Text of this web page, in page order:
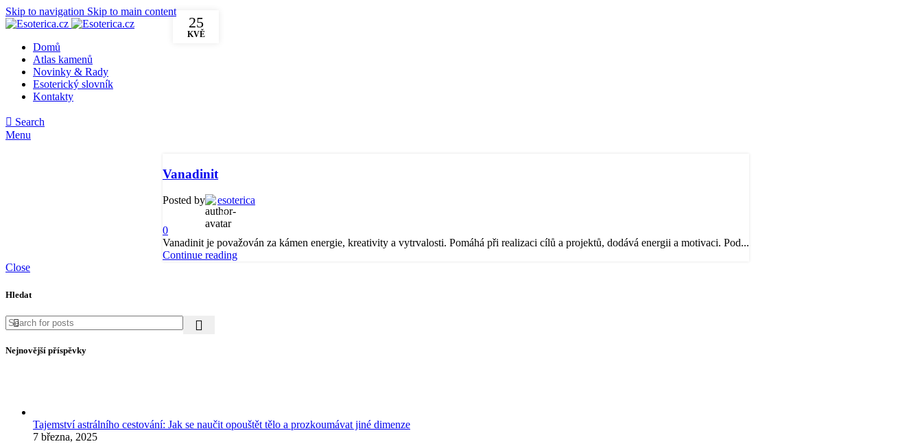
Skip to navigation Skip to main content
Domů
Atlas kamenů
Novinky & Rady
Esoterický slovník
Kontakty
Search
Menu
25
KVĚ
Vanadinit
Posted by esoterica
0
Vanadinit je považován za kámen energie, kreativity a vytrvalosti. Pomáhá při realizaci cílů a projektů, dodává energii a motivaci. Pod...
Continue reading
Close
Hledat
Nejnovější příspěvky
Tajemství astrálního cestování: Jak se naučit opouštět tělo a prozkoumávat jiné dimenze
7 března, 2025